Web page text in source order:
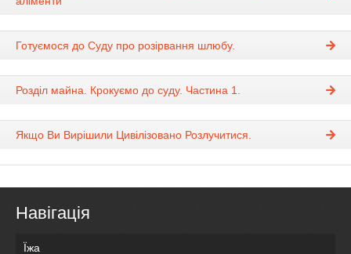
Готуємося до Суду про розірвання шлюбу.
Розділ майна. Крокуємо до суду. Частина 1.
Якщо Ви Вирішили Цивілізовано Розлучитися.
Навігація
Їжа